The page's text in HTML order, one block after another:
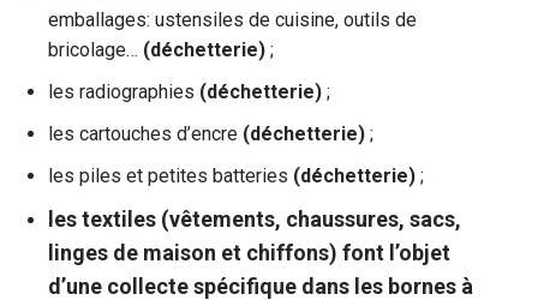
emballages: ustensiles de cuisine, outils de
bricolage… (déchetterie) ;
les radiographies (déchetterie) ;
les cartouches d’encre (déchetterie) ;
les piles et petites batteries (déchetterie) ;
les textiles (vêtements, chaussures, sacs,
linges de maison et chiffons) font l’objet
d’une collecte spécifique dans les bornes à